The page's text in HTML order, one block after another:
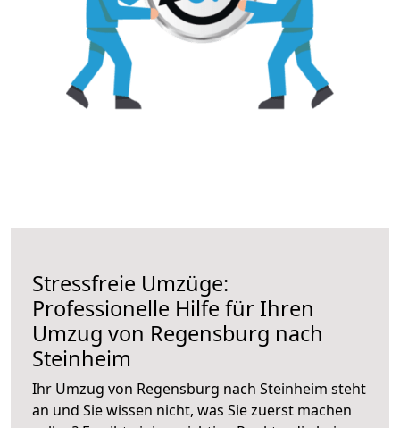
Stressfreie Umzüge:
Professionelle Hilfe für Ihren
Umzug von Regensburg nach
Steinheim
Ihr Umzug von Regensburg nach Steinheim steht
an und Sie wissen nicht, was Sie zuerst machen